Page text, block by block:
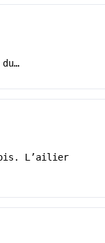
L’ailier